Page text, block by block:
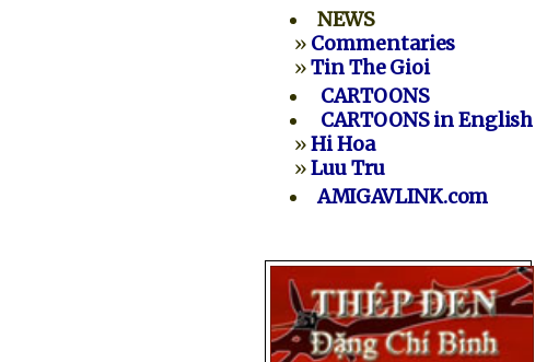
NEWS
» Commentaries
»Tin The Gioi
CARTOONS
CARTOONS in English
»Hi Hoa
»Luu Tru
AMIGAVLINK.com